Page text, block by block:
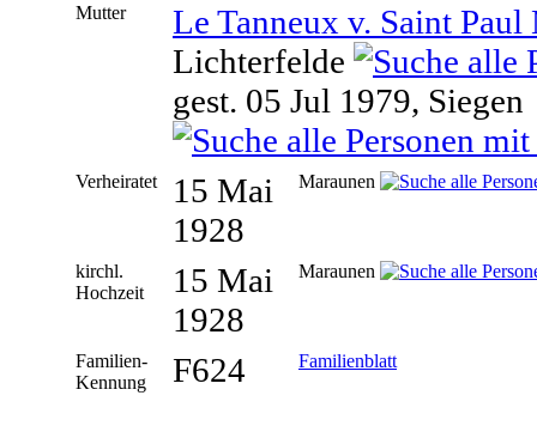
Mutter
Le Tanneux v. Saint
Lichterfelde
gest. 05 Jul 1979, Siegen
Verheiratet
15 Mai
1928
Maraunen
kirchl.
Hochzeit
15 Mai
1928
Maraunen
Familien-
Kennung
F624 Familienblatt